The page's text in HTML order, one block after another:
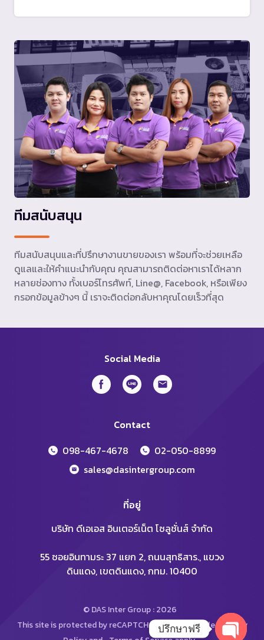
ทีมสนับสนุน
ทีมสนับสนุนและที่ปรึกษางานขายของเรา พร้อมที่จะช่วยเหลือ
ดูแลและให้คำแนะนำกับคุณ คุณสามารถติดต่อหาเราได้หลาก
หลายช่องทาง ทั้งเบอร์โทรศัพท์, Line@, Facebook, หรือเพียง
กรอกข้อมูลข้างๆ นี้ เราจะติดต่อกลับหาคุณโดยเร็วที่สุด
Social Media
Contact
098-467-4678
02-050-8899
sales@dasintergroup.com
ที่อยู่
บริษัท ดีเอเอส อินเตอร์เน็ต โซลูชั่นส์ จำกัด
55 ซอยอินทามระ 37 แยก 2, ถนนสุทธิสาร., แขวง
ดินแดง, เขตดินแดง, กทม. 10400
© DAS Inter Group : 2026
This site is protected by reCAPTCHA and the Google Privacy
ปรึกษาฟรี